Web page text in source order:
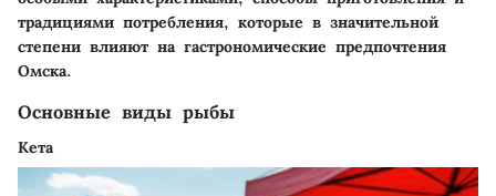
традициями потребления, которые в значительной
степени влияют на гастрономические предпочтения
Омска.
Основные виды рыбы
Кета